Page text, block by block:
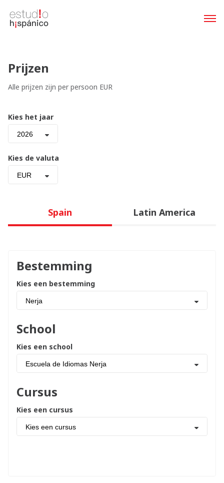
Prijzen
Alle prijzen zijn per persoon EUR
Kies het jaar
2026
Kies de valuta
EUR
Spain Latin America
Bestemming
Kies een bestemming
Nerja
School
Kies een school
Escuela de Idiomas Nerja
Cursus
Kies een cursus
Kies een cursus